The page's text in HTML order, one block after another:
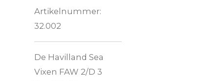
Artikelnummer:
32.002
De Havilland Sea
Vixen FAW 2/D 3